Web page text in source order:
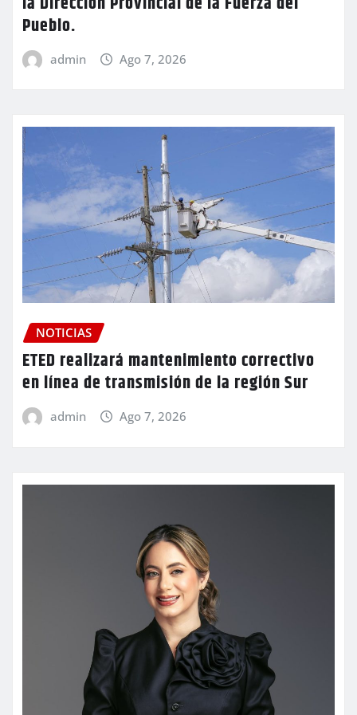
Pueblo.
admin Ago 7, 2026
NOTICIAS
ETED realizará mantenimiento correctivo
en línea de transmisión de la región Sur
admin Ago 7, 2026